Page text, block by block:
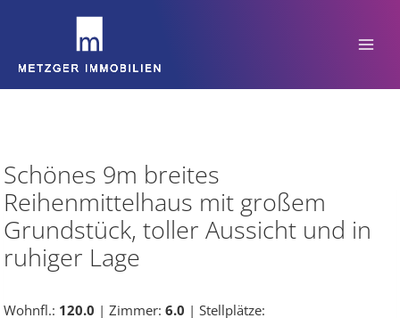
Schönes 9m breites
Reihenmittelhaus mit großem
Grundstück, toller Aussicht und in
ruhiger Lage
Wohnfl.: 120.0 | Zimmer: 6.0 | Stellplätze: